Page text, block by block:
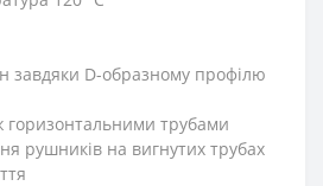
завдяки D-образному профілю
горизонтальними трубами
рушників на вигнутих трубах